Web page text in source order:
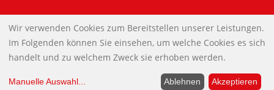
Banner und E-Mail-Signaturen
Links
Kontakt
Impressum
Werden Sie Fördermitglied
Spenden Sie Online
IMPRESSUM
DATENSCHUTZERKLÄRUNG
Wir verwenden Cookies zum Bereitstellen unserer Leistungen.
Im Folgenden können Sie einsehen, um welche Cookies es sich
handelt und zu welchem Zweck sie erhoben werden.
Manuelle Auswahl... Ablehnen Akzeptieren